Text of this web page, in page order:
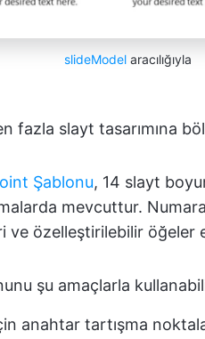
slideModelaracılığıyla
fazla slayt tasarımına
Şablonu, 14 slayt
mevcuttur.
ve özelleştirilebilir öğeler
şu amaçlarla
anahtar tartışma